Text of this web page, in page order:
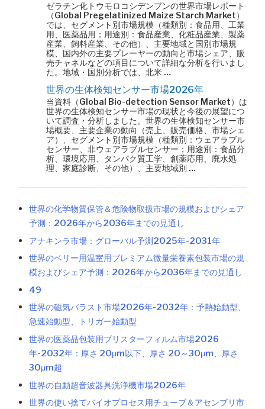
ゼラチン化トウモロコシデンプンの世界市場レポート
（Global Pregelatinized Maize Starch Market）
では、セグメント別市場規模（種類別：食品用、工業
用、医薬品用；用途別：食品産業、化粧品産業、製薬
産業、飼料産業、その他）、主要地域と国別市場規
模、国内外の主要プレーヤーの動向と市場シェア、販
売チャネルなどの項目について詳細な分析を行いまし
た。地域・国別分析では、北米 …
世界の生体検知センサー市場2026年
当資料（Global Bio-detection Sensor Market）は
世界の生体検知センサー市場の現状と今後の展望につ
いて調査・分析しました。世界の生体検知センサー市
場概要、主要企業の動向（売上、販売価格、市場シェ
ア）、セグメント別市場規模（種類別：ウェアラブル
センサー、非ウェアラブルセンサー；用途別：食品分
析、環境応用、タンパク質工学、創薬応用、廃水処
理、家庭診断、その他）、主要地域別 …
世界の化学物質保管＆危険物取扱市場の規模およびシェア
予測：2026年から2036年までの見通し
アナキンラ市場：グローバル予測2025年-2031年
世界のベリー用温室用プレミアム微量栄養素包装市場の規
模およびシェア予測：2026年から2036年までの見通し
49
世界の磁気バラスト市場2026年-2032年：予熱始動型、
急速始動型、トリガー始動型
世界の医薬品包装用ブリスターフィルム市場2026
年-2032年：厚さ 20μm以下、厚さ 20～30μm、厚さ
30μm超
世界の自動超音波器具洗浄機市場2026年
世界の使い捨てバイオプロセス用チューブ＆アセンブリ市